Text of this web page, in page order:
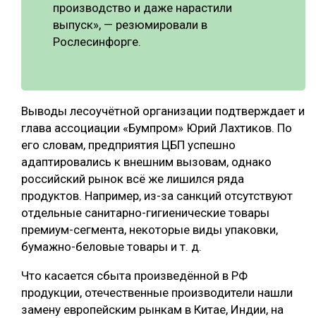
производство и даже нарастили
выпуск», — резюмировали в
Рослесинфорге.
Выводы лесоучётной организации подтверждает и
глава ассоциации «Бумпром» Юрий Лахтиков. По
его словам, предприятия ЦБП успешно
адаптировались к внешним вызовам, однако
российский рынок всё же лишился ряда
продуктов. Например, из-за санкций отсутствуют
отдельные санитарно-гигиенические товары
премиум-сегмента, некоторые виды упаковки,
бумажно-беловые товары и т. д.
Что касается сбыта произведённой в РФ
продукции, отечественные производители нашли
замену европейским рынкам в Китае, Индии, на